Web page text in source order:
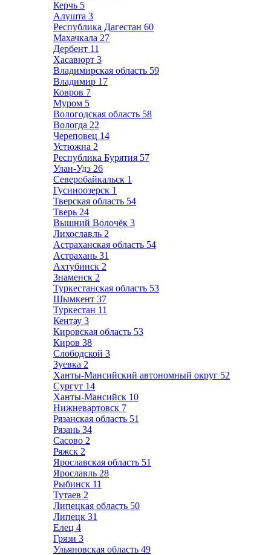
Керчь 5
Алушта 3
Республика Дагестан 60
Махачкала 27
Дербент 11
Хасавюрт 3
Владимирская область 59
Владимир 17
Ковров 7
Муром 5
Вологодская область 58
Вологда 22
Череповец 14
Устюжна 2
Республика Бурятия 57
Улан-Удэ 26
Северобайкальск 1
Гусиноозерск 1
Тверская область 54
Тверь 24
Вышний Волочёк 3
Лихославль 2
Астраханская область 54
Астрахань 31
Ахтубинск 2
Знаменск 2
Туркестанская область 53
Шымкент 37
Туркестан 11
Кентау 3
Кировская область 53
Киров 38
Слободской 3
Зуевка 2
Ханты-Мансийский автономный округ 52
Сургут 14
Ханты-Мансийск 10
Нижневартовск 7
Рязанская область 51
Рязань 34
Сасово 2
Ряжск 2
Ярославская область 51
Ярославль 28
Рыбинск 11
Тутаев 2
Липецкая область 50
Липецк 31
Елец 4
Грязи 3
Ульяновская область 49